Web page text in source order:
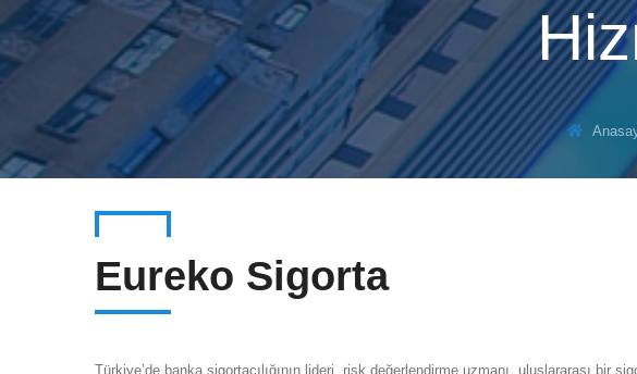
Eureko Sigorta
Türkiye’de banka sigortacılığının lideri, risk değerlendirme uzmanı, uluslararası